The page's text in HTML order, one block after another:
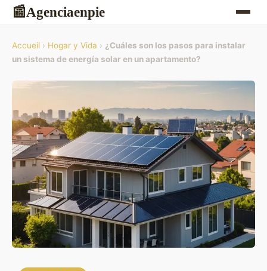
📰Agenciaenpie
Accueil › Hogar y Vida › ¿Cuáles son los pasos para instalar
un sistema de energía solar en un apartamento?